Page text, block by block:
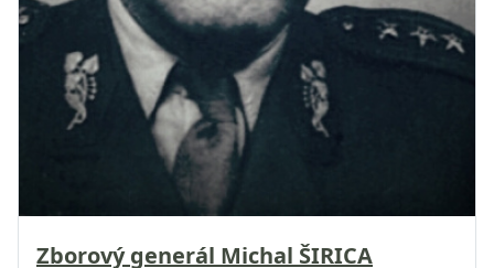
Zborový generál Michal ŠIRICA